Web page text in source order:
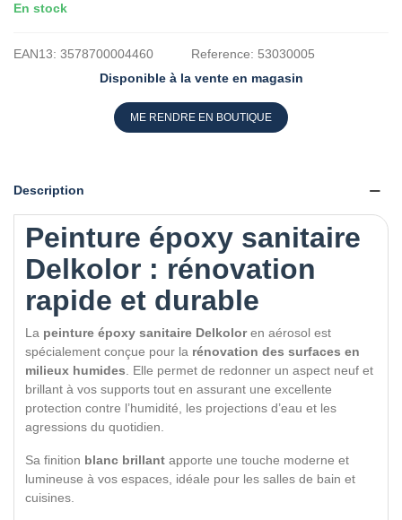
En stock
EAN13: 3578700004460 Reference: 53030005
Disponible à la vente en magasin
ME RENDRE EN BOUTIQUE
Description
Peinture époxy sanitaire
Delkolor : rénovation
rapide et durable
La peinture époxy sanitaire Delkoloren aérosol est
spécialement conçue pour la rénovation des surfaces en
milieux humides. Elle permet de redonner un aspect neuf et
brillant à vos supports tout en assurant une excellente
protection contre l’humidité, les projections d’eau et les
agressions du quotidien.
Sa finition blanc brillant apporte une touche moderne et
lumineuse à vos espaces, idéale pour les salles de bain et
cuisines.